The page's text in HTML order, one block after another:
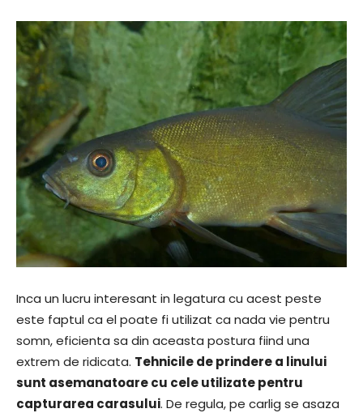
Inca un lucru interesant in legatura cu acest peste
este faptul ca el poate fi utilizat ca nada vie pentru
somn, eficienta sa din aceasta postura fiind una
extrem de ridicata. Tehnicile de prindere a linului
sunt asemanatoare cu cele utilizate pentru
capturarea carasului. De regula, pe carlig se asaza